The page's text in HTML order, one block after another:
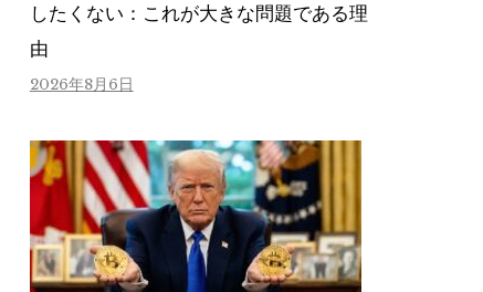
したくない：これが大きな問題である理
由
2026年8月6日